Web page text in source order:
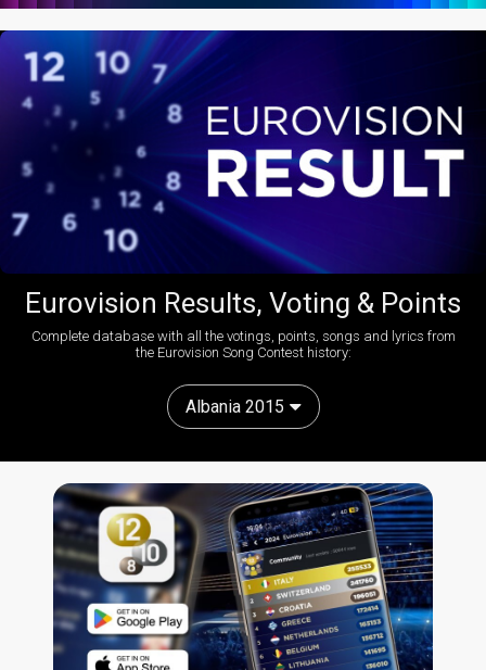
Eurovision Results, Voting & Points
Complete database with all the votings, points, songs and lyrics from
the Eurovision Song Contest history:
Albania 2015